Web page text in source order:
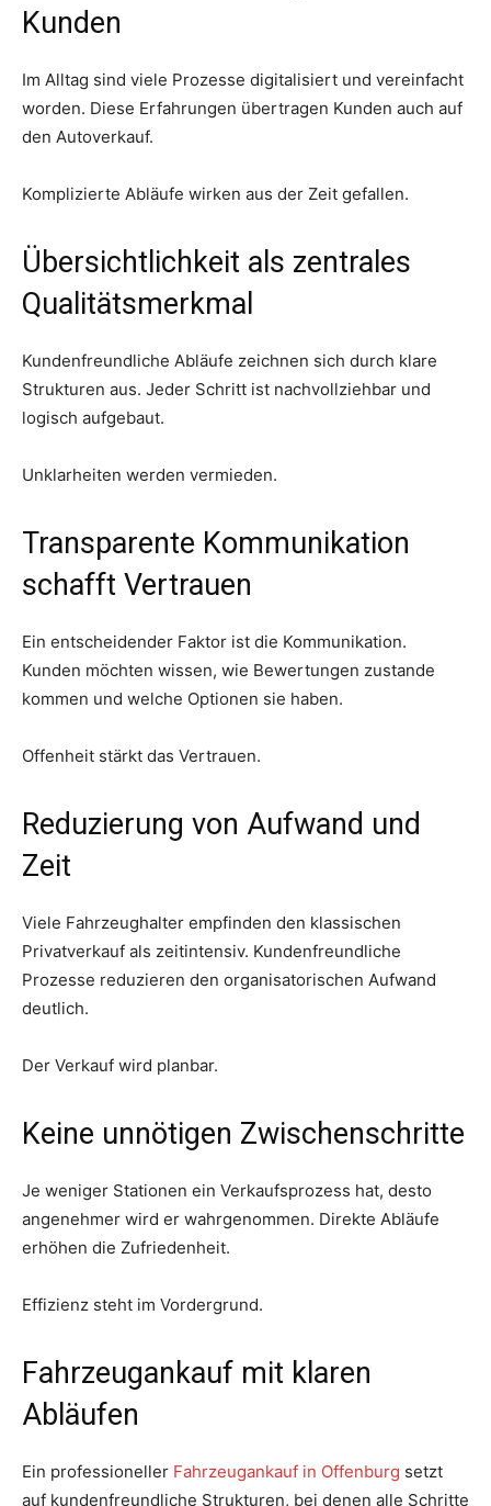
Kunden
Im Alltag sind viele Prozesse digitalisiert und vereinfacht
worden. Diese Erfahrungen übertragen Kunden auch auf
den Autoverkauf.
Komplizierte Abläufe wirken aus der Zeit gefallen.
Übersichtlichkeit als zentrales
Qualitätsmerkmal
Kundenfreundliche Abläufe zeichnen sich durch klare
Strukturen aus. Jeder Schritt ist nachvollziehbar und
logisch aufgebaut.
Unklarheiten werden vermieden.
Transparente Kommunikation
schafft Vertrauen
Ein entscheidender Faktor ist die Kommunikation.
Kunden möchten wissen, wie Bewertungen zustande
kommen und welche Optionen sie haben.
Offenheit stärkt das Vertrauen.
Reduzierung von Aufwand und
Zeit
Viele Fahrzeughalter empfinden den klassischen
Privatverkauf als zeitintensiv. Kundenfreundliche
Prozesse reduzieren den organisatorischen Aufwand
deutlich.
Der Verkauf wird planbar.
Keine unnötigen Zwischenschritte
Je weniger Stationen ein Verkaufsprozess hat, desto
angenehmer wird er wahrgenommen. Direkte Abläufe
erhöhen die Zufriedenheit.
Effizienz steht im Vordergrund.
Fahrzeugankauf mit klaren
Abläufen
Ein professioneller Fahrzeugankauf in Offenburg setzt
auf kundenfreundliche Strukturen, bei denen alle Schritte